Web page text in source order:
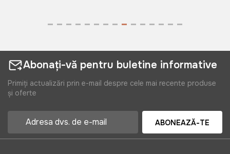
Abonați-vă pentru buletine informative
Primiți actualizări prin e-mail despre cele mai recente produse
și oferte
ABONEAZĂ-TE